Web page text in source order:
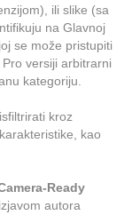
ili slike (sa
na Glavnoj
se može pristupiti
versiji arbitrarni
kategoriju.
kroz
kao
Ready
autora